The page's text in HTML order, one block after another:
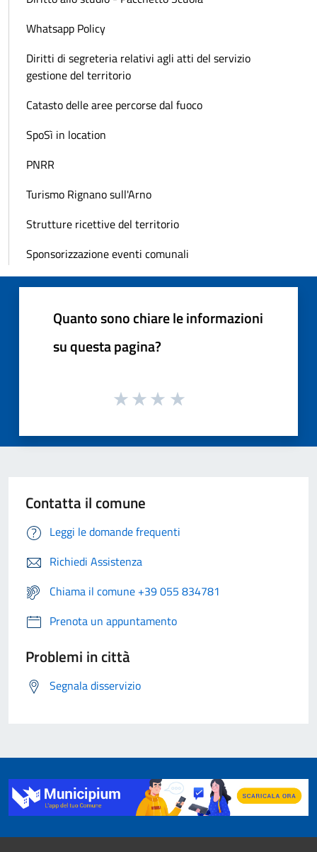
Whatsapp Policy
Diritti di segreteria relativi agli atti del servizio
gestione del territorio
Catasto delle aree percorse dal fuoco
SpoSì in location
PNRR
Turismo Rignano sull'Arno
Strutture ricettive del territorio
Sponsorizzazione eventi comunali
Quanto sono chiare le informazioni
su questa pagina?
Contatta il comune
Leggi le domande frequenti
Richiedi Assistenza
Chiama il comune +39 055 834781
Prenota un appuntamento
Problemi in città
Segnala disservizio